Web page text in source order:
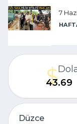
7
43.69
Düzce